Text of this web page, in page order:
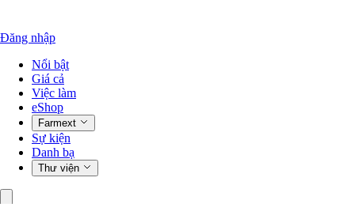
Đăng nhập
Nổi bật
Giá cả
Việc làm
eShop
Farmext
Sự kiện
Danh bạ
Thư viện